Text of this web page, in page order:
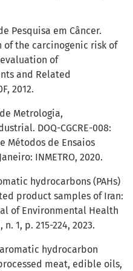
Pesquisa em Câncer.
of the carcinogenic risk of
of
and Related
2012.
Metrologia,
DOQ-CGCRE-008:
Métodos de Ensaios
INMETRO, 2020.
hydrocarbons (PAHs)
product samples of Iran:
of Environmental Health
1, p. 215-224, 2023.
aromatic hydrocarbon
meat, edible oils,